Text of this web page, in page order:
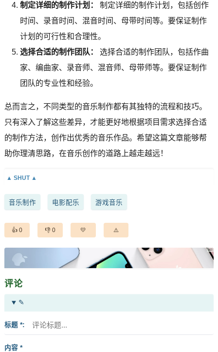
制定详细的制作计划：
制定详细的制作计划，包括创作
时间、录音时间、混音时间、母带时间等。要保证制作
计划的可行性和合理性。
选择合适的制作团队：
选择合适的制作团队，包括作曲
家、编曲家、录音师、混音师、母带师等。要保证制作
团队的专业性和经验。
总而言之，不同类型的音乐制作都有其独特的流程和技巧。
只有深入了解这些差异，才能更好地根据项目需求选择合适
的制作方法，创作出优秀的音乐作品。希望这篇文章能够帮
助你理清思路，在音乐创作的道路上越走越远！
音乐制作 电影配乐 游戏音乐
0 0
评论
✎
标题 *
内容 *